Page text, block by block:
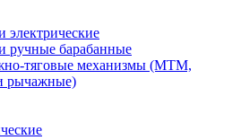
электрические
ручные барабанные
тяговые механизмы (МТМ,
рычажные)